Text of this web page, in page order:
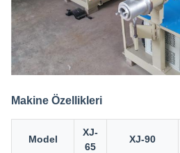
Makine Özellikleri
Model
XJ-
65
XJ-90